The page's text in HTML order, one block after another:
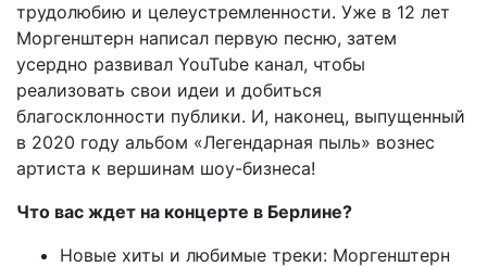
трудолюбию и целеустремленности. Уже в 12 лет
Моргенштерн написал первую песню, затем
усердно развивал YouTube канал, чтобы
реализовать свои идеи и добиться
благосклонности публики. И, наконец, выпущенный
в 2020 году альбом «Легендарная пыль» вознес
артиста к вершинам шоу-бизнеса!
Что вас ждет на концерте в Берлине?
Новые хиты и любимые треки: Моргенштерн